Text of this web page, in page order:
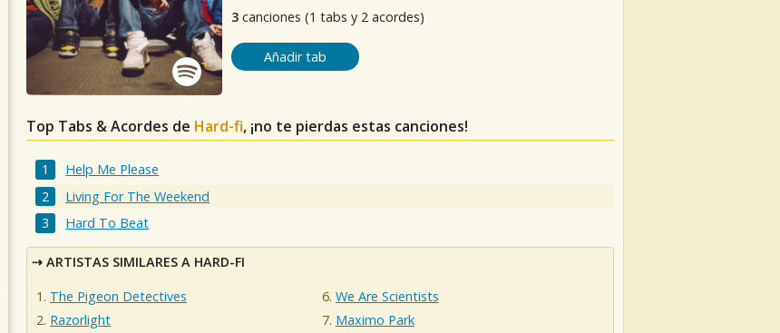
3 canciones (1 tabs y 2 acordes)
Añadir tab
Top Tabs & Acordes de Hard-fi, ¡no te pierdas estas canciones!
Help Me Please
Living For The Weekend
Hard To Beat
ARTISTAS SIMILARES A HARD-FI
The Pigeon Detectives
Razorlight
We Are Scientists
Maximo Park